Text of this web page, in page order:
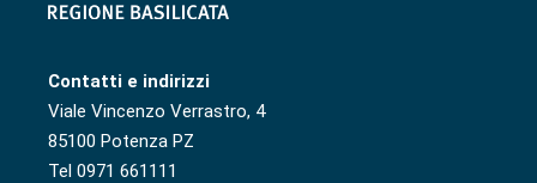
Contatti e indirizzi
Viale Vincenzo Verrastro, 4
85100 Potenza PZ
Tel 0971 661111